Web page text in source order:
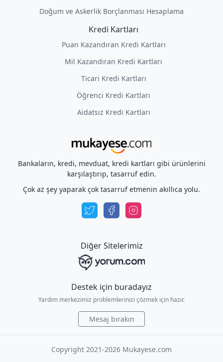
Doğum ve Askerlik Borçlanması Hesaplama
Kredi Kartları
Puan Kazandıran Kredi Kartları
Mil Kazandıran Kredi Kartları
Ticari Kredi Kartları
Öğrenci Kredi Kartları
Aidatsız Kredi Kartları
Bankaların, kredi, mevduat, kredi kartları gibi ürünlerini
karşılaştırıp, tasarruf edin.
Çok az şey yaparak çok tasarruf etmenin akıllıca yolu.
Diğer Sitelerimiz
Destek için buradayız
Yardım merkezimiz problemlerinizi çözmek için hazır.
Mesaj bırakın
Copyright 2021-2026 Mukayese.com